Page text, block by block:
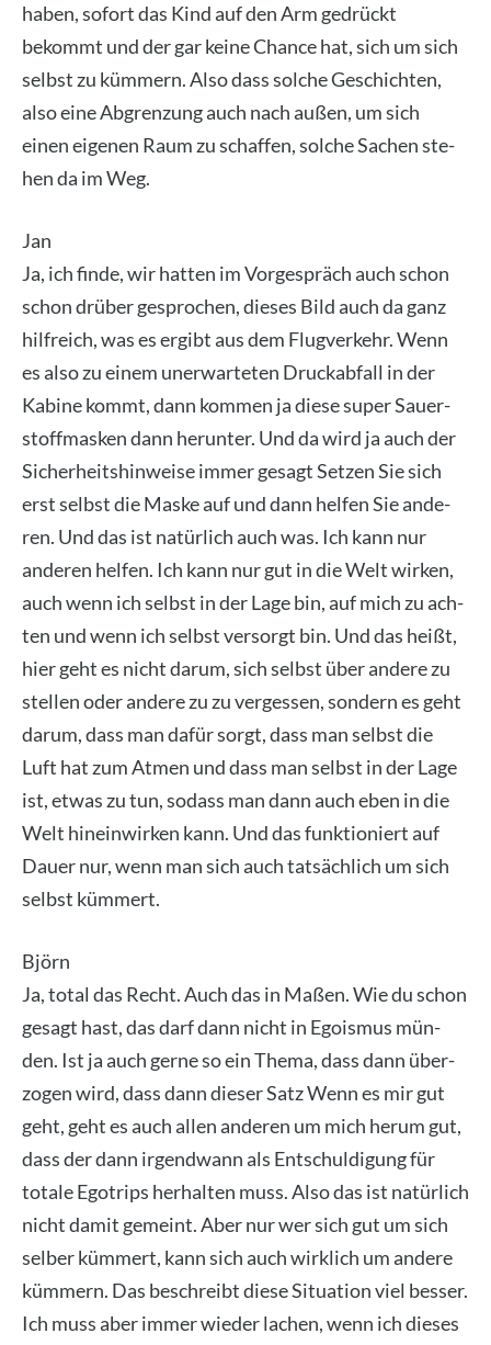
haben, sofort das Kind auf den Arm gedrückt
bekommt und der gar kei­ne Chan­ce hat, sich um sich
selbst zu küm­mern. Also dass sol­che Geschich­ten,
also eine Abgren­zung auch nach außen, um sich
einen eige­nen Raum zu schaf­fen, sol­che Sachen ste­
hen da im Weg.
Jan
Ja, ich fin­de, wir hat­ten im Vor­ge­spräch auch schon
schon drü­ber gespro­chen, die­ses Bild auch da ganz
hilf­reich, was es ergibt aus dem Flug­ver­kehr. Wenn
es also zu einem uner­war­te­ten Druck­ab­fall in der
Kabi­ne kommt, dann kom­men ja die­se super Sau­er­
stoff­mas­ken dann her­un­ter. Und da wird ja auch der
Sicher­heits­hin­wei­se immer gesagt Set­zen Sie sich
erst selbst die Mas­ke auf und dann hel­fen Sie ande­
ren. Und das ist natür­lich auch was. Ich kann nur
ande­ren hel­fen. Ich kann nur gut in die Welt wir­ken,
auch wenn ich selbst in der Lage bin, auf mich zu ach­
ten und wenn ich selbst ver­sorgt bin. Und das heißt,
hier geht es nicht dar­um, sich selbst über ande­re zu
stel­len oder ande­re zu zu ver­ges­sen, son­dern es geht
dar­um, dass man dafür sorgt, dass man selbst die
Luft hat zum Atmen und dass man selbst in der Lage
ist, etwas zu tun, sodass man dann auch eben in die
Welt hin­ein­wir­ken kann. Und das funk­tio­niert auf
Dau­er nur, wenn man sich auch tat­säch­lich um sich
selbst küm­mert.
Björn
Ja, total das Recht. Auch das in Maßen. Wie du schon
gesagt hast, das darf dann nicht in Ego­is­mus mün­
den. Ist ja auch ger­ne so ein The­ma, dass dann über­
zo­gen wird, dass dann die­ser Satz Wenn es mir gut
geht, geht es auch allen ande­ren um mich her­um gut,
dass der dann irgend­wann als Ent­schul­di­gung für
tota­le Ego­trips her­hal­ten muss. Also das ist natür­lich
nicht damit gemeint. Aber nur wer sich gut um sich
sel­ber küm­mert, kann sich auch wirk­lich um ande­re
küm­mern. Das beschreibt die­se Situa­ti­on viel bes­ser.
Ich muss aber immer wie­der lachen, wenn ich die­ses